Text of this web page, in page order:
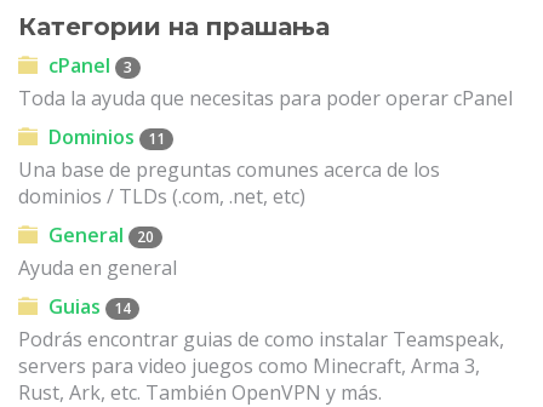
Категории на прашања
cPanel 3
Toda la ayuda que necesitas para poder operar cPanel
Dominios
11
Una base de preguntas comunes acerca de los
dominios / TLDs (.com, .net, etc)
General
20
Ayuda en general
Guias
14
Podrás encontrar guias de como instalar Teamspeak,
servers para video juegos como Minecraft, Arma 3,
Rust, Ark, etc. También OpenVPN y más.